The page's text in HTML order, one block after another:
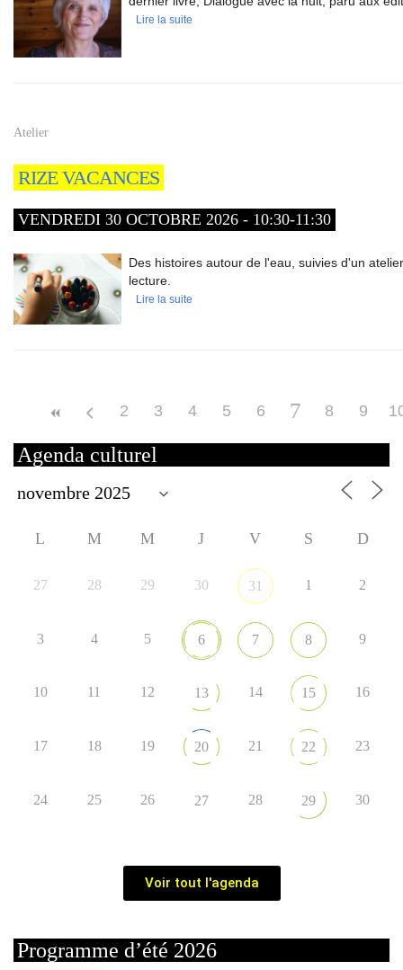
Lire la suite
Atelier
RIZE VACANCES
VENDREDI 30 OCTOBRE 2026 - 10:30-11:30
Des histoires autour de l'eau, suivies d'un
lecture.
Lire la suite
2 3 4 5 6 7 8 9
Agenda culturel
L M M J V S D
27 28 29 30 31 1 2
3 4 5 6 7 8 9
10 11 12 13 14 15 16
17 18 19 20 21 22 23
24 25 26 27 28 29 30
Voir tout l'agenda
Programme d’été 2026